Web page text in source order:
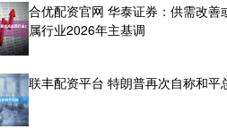
合优配资官网 华泰证券：供需改善
属行业2026年主基调
联丰配资平台 特朗普再次自称和平